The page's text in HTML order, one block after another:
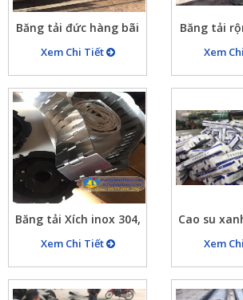
Băng tải đức hàng bãi
90% dày 15mm
Xem Chi Tiết
Băng tải
10mm, 5
Xem
Băng tải Xích inox 304,
bang tai xich, bánh
răng cho băng tải xích
tại Ánh Thiên 675 Giải
Xem Chi Tiết
Cao su
chống
trong các
nghiệp
Xem